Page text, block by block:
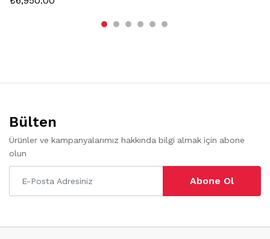
Bülten
Ürünler ve kampanyalarımız hakkında bilgi almak için abone
olun
Abone Ol